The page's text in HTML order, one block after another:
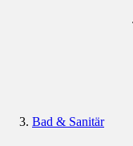
Bad & Sanitär